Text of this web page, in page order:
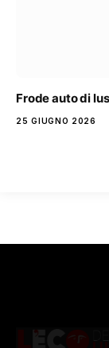
Frode auto di
25 GIUGNO 2026